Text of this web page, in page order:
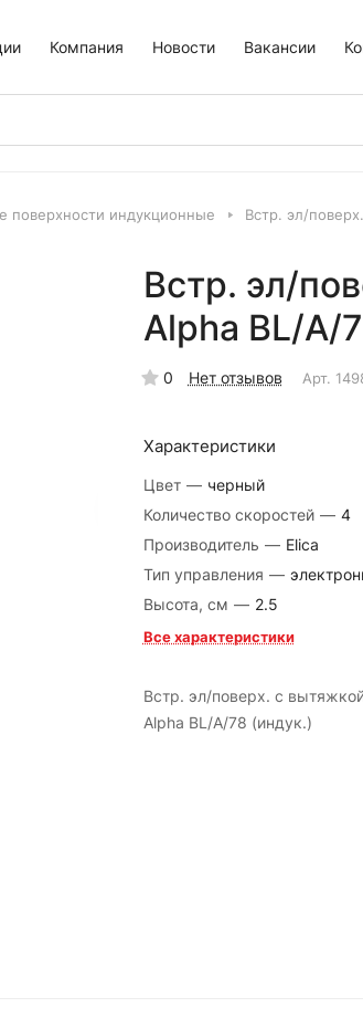
Компания Новости Вакансии
поверхности индукционные Встр. эл/
Встр. эл/
Alpha BL/A/
0 Нет отзывов Арт.
Характеристики
Цвет — черный
Количество скоростей — 4
Производитель — Elica
Тип управления —
Высота, см — 2.5
Все характеристики
Встр. эл/поверх. с
Alpha BL/A/78 (индук.)